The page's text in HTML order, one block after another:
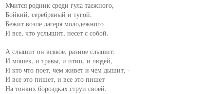
Мчится родник среди гула таежного,
Бойкий, серебряный и тугой.
Бежит возле лагеря молодежного
И все, что услышит, несет с собой.
А слышит он всякое, разное слышит:
И мошек, и травы, и птиц, и людей,
И кто что поет, чем живет и чем дышит, -
И все это пишет, и все это пишет
На тонких бороздках струи своей.